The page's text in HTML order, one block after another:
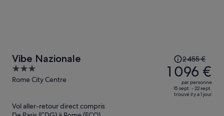
Vibe Nazionale
3
out
Rome City Centre
Le
prix
était
de
2 455 €.
2 455 €
1 096 €
par personne
15 sept. - 22 sept.
trouvé il y a 1 jour
Vol aller-retour direct compris